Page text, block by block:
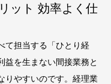
ット 効率よく仕
て担当する「ひとり経
益を生まない間接業務と
りやすいのです。経理業